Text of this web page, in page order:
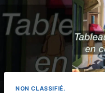
NON CLASSIFIÉ.